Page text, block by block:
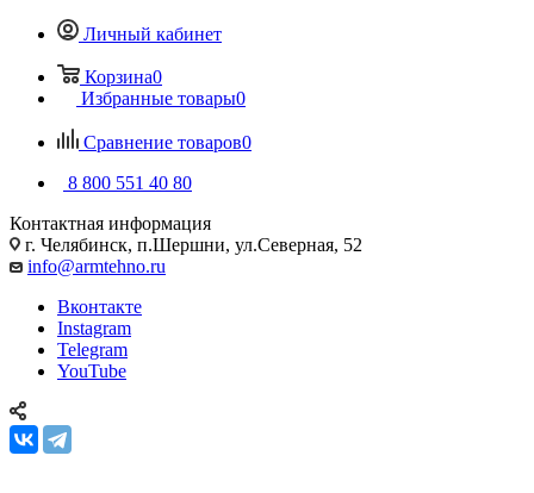
Личный кабинет
Корзина0
Избранные товары0
Сравнение товаров0
8 800 551 40 80
Контактная информация
г. Челябинск, п.Шершни, ул.Северная, 52
info@armtehno.ru
Вконтакте
Instagram
Telegram
YouTube